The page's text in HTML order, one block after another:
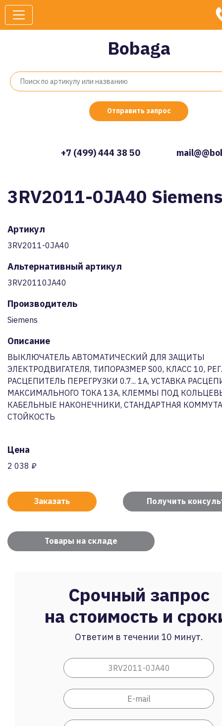
Bobaga
Отправить запрос
+7 (499) 444 38 50
3RV2011-0JA40
Артикул
3RV2011-0JA40
Альтернативный артикул
3RV20110JA40
Производитель
Siemens
Описание
ВЫКЛЮЧАТЕЛЬ АВТОМАТИЧЕСКИЙ ДЛЯ ЗАЩИТЫ
ЭЛЕКТРОДВИГАТЕЛЯ, ТИПОРАЗМЕР S00, КЛАСС 10, РЕГ.
РАСЦЕПИТЕЛЬ ПЕРЕГРУЗКИ 0.7... 1A, УСТАВКА
МАКСИМАЛЬНОГО ТОКА 13A, КЛЕММЫ ПОД
КАБЕЛЬНЫЕ НАКОНЕЧНИКИ, СТАНДАРТНАЯ
СТОЙКОСТЬ
Цена
2 038 ₽
Заказать Получить
Товары на складе
Срочный запрос
на стоимость и
Ответим в течении 10 минут.